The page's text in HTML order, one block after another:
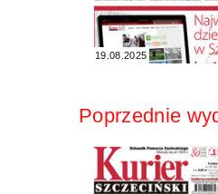
19.08.2025
Poprzednie